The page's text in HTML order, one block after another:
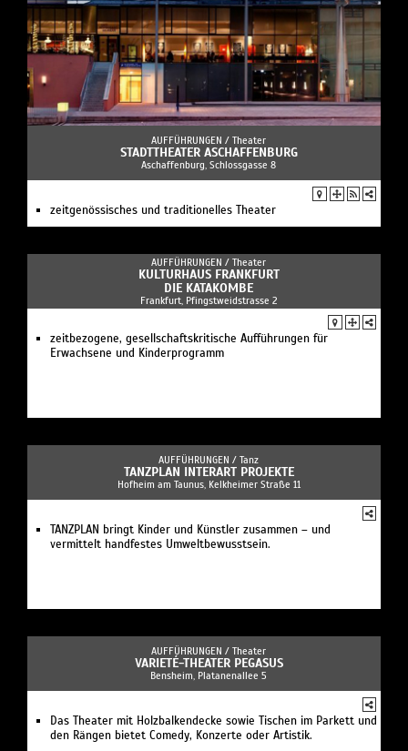
AUFFÜHRUNGEN / Theater
STADTTHEATER ASCHAFFENBURG
Aschaffenburg, Schlossgasse 8
zeitgenössisches und traditionelles Theater
AUFFÜHRUNGEN / Theater
KULTURHAUS FRANKFURT
DIE KATAKOMBE
Frankfurt, Pfingstweidstrasse 2
zeitbezogene, gesellschaftskritische Aufführungen für
Erwachsene und Kinderprogramm
AUFFÜHRUNGEN / Tanz
TANZPLAN INTERART PROJEKTE
Hofheim am Taunus, Kelkheimer Straße 11
TANZPLAN bringt Kinder und Künstler zusammen – und
vermittelt handfestes Umweltbewusstsein.
AUFFÜHRUNGEN / Theater
VARIETÉ-THEATER PEGASUS
Bensheim, Platanenallee 5
Das Theater mit Holzbalkendecke sowie Tischen im Parkett und
den Rängen bietet Comedy, Konzerte oder Artistik.